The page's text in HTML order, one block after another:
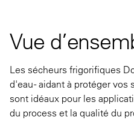
Vue
Les sécheurs frigorifiques
d'eau - aidant à protéger
sont idéaux pour les
du process et la qualité du